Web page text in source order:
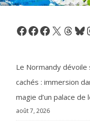
Facebook
Facebook
Facebook
X
Le Normandy
cachés : immersion
magie d’un palace de
août 7, 2026